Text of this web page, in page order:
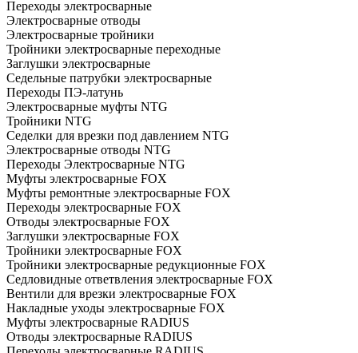
Переходы электросварные
Электросварные отводы
Электросварные тройники
Тройники электросварные переходные
Заглушки электросварные
Седельные патрубки электросварные
Переходы ПЭ-латунь
Электросварные муфты NTG
Тройники NTG
Седелки для врезки под давлением NTG
Электросварные отводы NTG
Переходы Электросварные NTG
Муфты электросварные FOX
Муфты ремонтные электросварные FOX
Переходы электросварные FOX
Отводы электросварные FOX
Заглушки электросварные FOX
Тройники электросварные FOX
Тройники электросварные редукционные FOX
Седловидные ответвления электросварные FOX
Вентили для врезки электросварные FOX
Накладные уходы электросварные FOX
Муфты электросварные RADIUS
Отводы электросварные RADIUS